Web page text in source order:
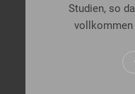
Studien, so
vollkommen